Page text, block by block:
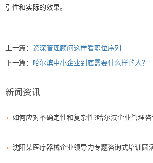
引性和实际的效果。
上一篇：资深管理顾问这样看职位序列
下一篇： 哈尔滨中小企业到底需要什么样的人？
新闻资讯
沈阳某医疗器械企业领导力专题咨询式培训圆